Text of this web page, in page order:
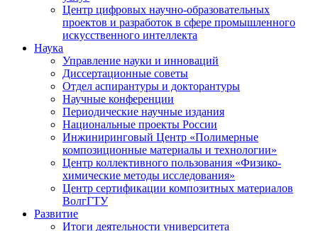
Центр цифровых научно-образовательных
проектов и разработок в сфере промышленного
искусственного интеллекта
Наука
Управление науки и инноваций
Диссертационные советы
Отдел аспирантуры и докторантуры
Научные конференции
Периодические научные издания
Национальные проекты России
Инжиниринговый Центр «Полимерные
композиционные материалы и технологии»
Центр коллективного пользования «Физико-
химические методы исследования»
Центр сертификации композитных материалов
ВолгГТУ
Развитие
Итоги деятельности университета